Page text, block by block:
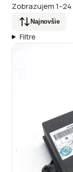
Zobrazujem1–24
Najnovšie
Filtre